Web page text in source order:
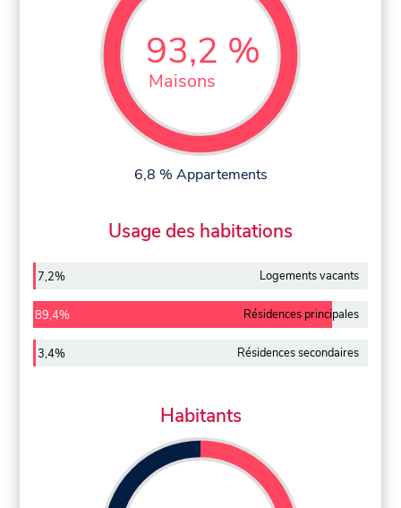
93,2 %
Maisons
6,8 % Appartements
Usage des habitations
7,2% Logements vacants
89,4% Résidences principales
3,4% Résidences secondaires
Habitants